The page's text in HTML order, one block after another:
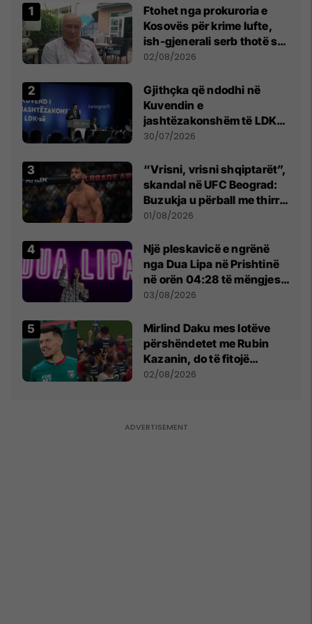
Ftohet nga prokuroria e
Kosovës për krime lufte,
ish-gjenerali serb thotë se
dikush e tradhtoi në
02/08/2026
Gjithçka që ndodhi në
Kuvendin e
jashtëzakonshëm të LDK-
së
30/07/2026
“Vrisni, vrisni shqiptarët”,
skandal në UFC Beograd:
Buzukja u përball me thirrje
anti-shqiptare nga
01/08/2026
Një pleskavicë e ngrënë
nga Dua Lipa në Prishtinë
në orën 04:28 të mëngjesit
- dhe bota digjitale serbe
03/08/2026
Mirlind Daku mes lotëve
përshëndetet me Rubin
Kazanin, do të fitojë
miliona te Spartak Moska
02/08/2026